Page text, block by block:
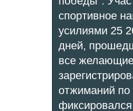
спортивное
усилиями 25
дней,
все
отжиманий по